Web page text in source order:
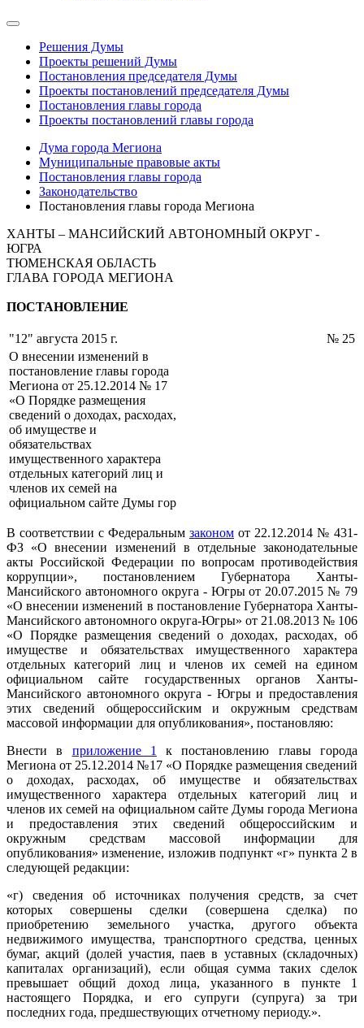
Решения Думы
Проекты решений Думы
Постановления председателя Думы
Проекты постановлений председателя Думы
Постановления главы города
Проекты постановлений главы города
Дума города Мегиона
Муниципальные правовые акты
Постановления главы города
Законодательство
Постановления главы города Мегиона
ХАНТЫ – МАНСИЙСКИЙ АВТОНОМНЫЙ ОКРУГ -
ЮГРА
ТЮМЕНСКАЯ ОБЛАСТЬ
ГЛАВА ГОРОДА МЕГИОНА
ПОСТАНОВЛЕНИЕ
"12" августа 2015 г.
№ 25
О внесении изменений в
постановление главы города
Мегиона от 25.12.2014 № 17
«О Порядке размещения
сведений о доходах, расходах,
об имуществе и
обязательствах
имущественного характера
отдельных категорий лиц и
членов их семей на
официальном сайте Думы гор
В соответствии с Федеральным законом от 22.12.2014 № 431-
ФЗ «О внесении изменений в отдельные законодательные
акты Российской Федерации по вопросам противодействия
коррупции», постановлением Губернатора Ханты-
Мансийского автономного округа - Югры от 20.07.2015 № 79
«О внесении изменений в постановление Губернатора Ханты-
Мансийского автономного округа-Югры» от 21.08.2013 № 106
«О Порядке размещения сведений о доходах, расходах, об
имуществе и обязательствах имущественного характера
отдельных категорий лиц и членов их семей на едином
официальном сайте государственных органов Ханты-
Мансийского автономного округа - Югры и предоставления
этих сведений общероссийским и окружным средствам
массовой информации для опубликования», постановляю:
Внести в приложение 1
к постановлению главы города
Мегиона от 25.12.2014 №17 «О Порядке размещения сведений
о доходах, расходах, об имуществе и обязательствах
имущественного характера отдельных категорий лиц и
членов их семей на официальном сайте Думы города Мегиона
и предоставления этих сведений общероссийским и
окружным средствам массовой информации для
опубликования» изменение, изложив подпункт «г» пункта 2 в
следующей редакции:
«г) сведения об источниках получения средств, за счет
которых совершены сделки (совершена сделка) по
приобретению земельного участка, другого объекта
недвижимого имущества, транспортного средства, ценных
бумаг, акций (долей участия, паев в уставных (складочных)
капиталах организаций), если общая сумма таких сделок
превышает общий доход лица, указанного в пункте 1
настоящего Порядка, и его супруги (супруга) за три
последних года, предшествующих отчетному периоду.».